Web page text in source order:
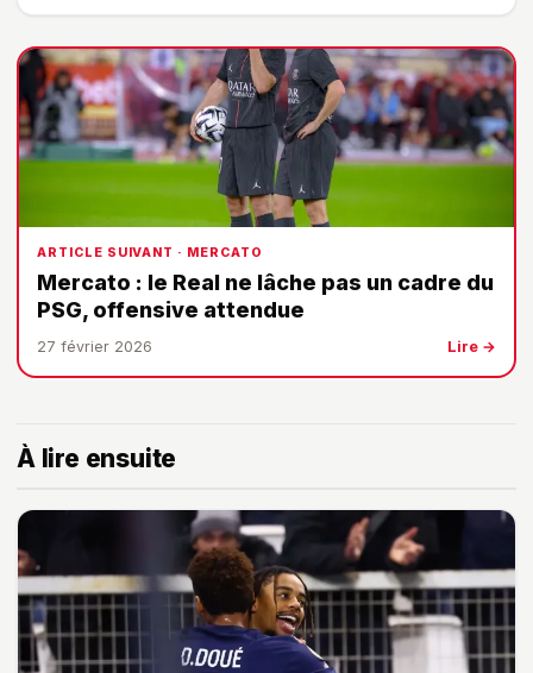
ARTICLE SUIVANT · MERCATO
Mercato : le Real ne lâche pas un cadre du
PSG, offensive attendue
27 février 2026 Lire →
À lire ensuite